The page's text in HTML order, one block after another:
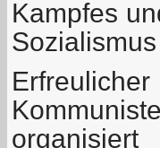
Kampfes